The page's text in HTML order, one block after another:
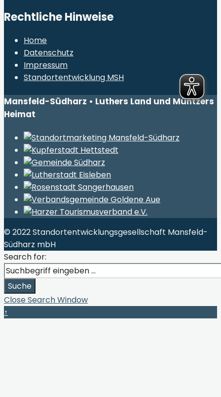
Rechtliche Hinweise
Home
Datenschutz
Impressum
Standortentwicklung MSH
Mansfeld-Südharz • Luthers Land und Müntzers
Heimat
© 2022 Standortentwicklungsgesellschaft Mansfeld-
Südharz mbH
Search for:
Suche
Close Search Window
↑